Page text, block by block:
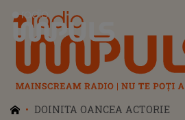
Radio Impuls
DOINITA OANCEA ACTORIE